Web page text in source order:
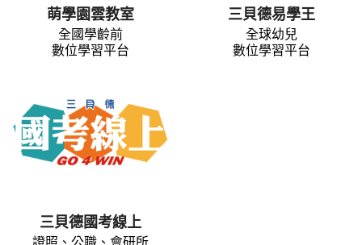
萌學園雲教室
全國學齡前
數位學習平台
三貝德易學王
全球幼兒
數位學習平台
三貝德國考線上
證照、公職、會研所